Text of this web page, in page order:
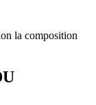
la composition